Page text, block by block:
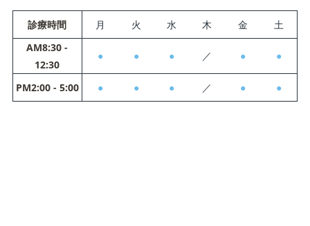
診療時間 月 火 水 木 金
土
AM8:30 -
12:30
● ● ● ／ ● ●
PM2:00 - 5:00 ● ● ● ／ ● ●